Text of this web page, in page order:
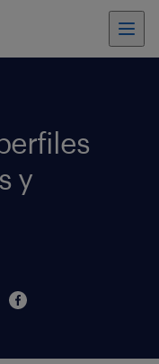
y